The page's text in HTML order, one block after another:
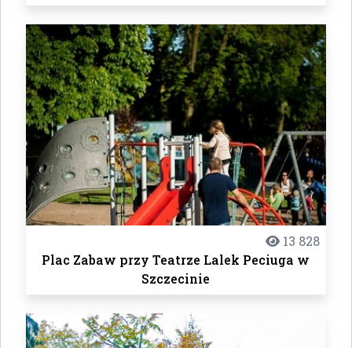
13 828
Plac Zabaw przy Teatrze Lalek Peciuga w
Szczecinie